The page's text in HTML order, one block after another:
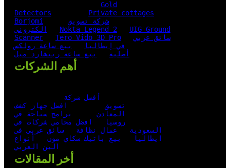
Gold
Detectors
Private cottages
Borjomi
شركة تسويق
الكتروني
Nokta Legend 2
UIG Ground
Scanner
Tero Vido 3D Pro
سائق عربي
في إيطاليا
بيع ساعة رولكس
أصلية
بيع ساعة ريتشارد ميل
أهم الشركات
أفضل شركة
تسويق
افضل جهاز كشف
المعادن
برامج سياحة في
روسيا
افضل محامي شركات في
السعودية
عمال نظافة
سائق عربي في
ايطاليا
بيع باتيك سكاي مون
أنواع
البن العربي
أخر المقالات